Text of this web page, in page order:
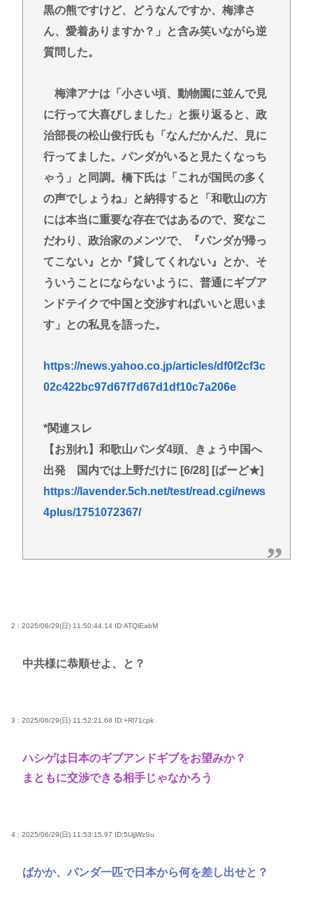
黒の熊ですけど、どうなんですか、梅津さ
ん、愛着ありますか？」と含み笑いながら逆
質問した。
梅津アナは「小さい頃、動物園に並んで見
に行って大喜びしました」と振り返ると、政
治部長の松山俊行氏も「なんだかんだ、見に
行ってました。パンダがいると見たくなっち
ゃう」と同調。橋下氏は「これが国民の多く
の声でしょうね」と納得すると「和歌山の方
には本当に重要な存在ではあるので、変なこ
だわり、政治家のメンツで、『パンダが帰っ
てこない』とか『貸してくれない』とか、そ
ういうことにならないように、普通にギブア
ンドテイクで中国と交渉すればいいと思いま
す」との私見を語った。
https://news.yahoo.co.jp/articles/df0f2cf3c
02c422bc97d67f7d67d1df10c7a206e
*関連スレ
【お別れ】和歌山パンダ4頭、きょう中国へ
出発 国内では上野だけに [6/28] [ばーど★]
https://lavender.5ch.net/test/read.cgi/news
4plus/1751072367/
2 : 2025/06/29(日) 11:50:44.14 ID:ATQlEabM
中共様に恭順せよ、と？
3 : 2025/06/29(日) 11:52:21.68 ID:+Rl71cpk
ハシゲは日本のギブアンドギブをお望みか？
まともに交渉できる相手じゃなかろう
4 : 2025/06/29(日) 11:53:15.97 ID:5UjjWzSu
ばかか、パンダ一匹で日本から何を差し出せと？